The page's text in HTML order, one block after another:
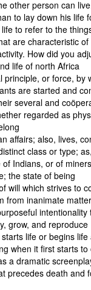
other person can
to lay down his life
to refer to the
are characteristic
How did you
life of north Africa
principle, or force, by
are started and
several and
regarded as
affairs; also, lives,
class or type;
Indians, or of miners
the state of being
will which strives to
from inanimate
intentionality
grow, and reproduce
life or begins
when it first starts
a dramatic
precedes death and